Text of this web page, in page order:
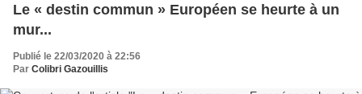
Le « destin commun » Européen se heurte à un
mur...
Publié le 22/03/2020 à 22:56
Par Colibri Gazouillis